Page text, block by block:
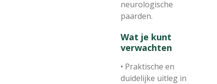
neurologische
paarden.
Wat je kunt
verwachten
• Praktische en
duidelijke uitleg in